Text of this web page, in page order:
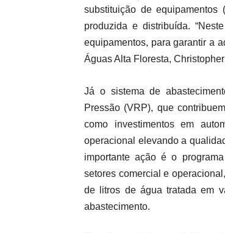
substituição de
produzida e distribuída.
equipamentos, para garantir a
Águas Alta Floresta,
Já o sistema de
Pressão (VRP), que
como investimentos em
operacional elevando a
importante ação é o
setores comercial e
de litros de água tratada em
abastecimento.